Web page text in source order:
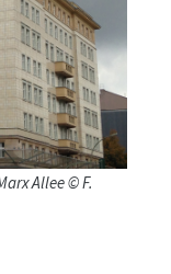
Allee © F.